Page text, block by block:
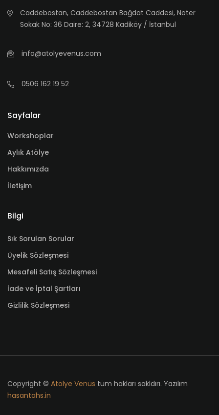
Caddebostan, Caddebostan Bağdat Caddesi, Noter
Sokak No: 36 Daire: 2, 34728 Kadiköy / İstanbul
info@atolyevenus.com
0506 162 19 52
Sayfalar
Workshoplar
Aylık Atölye
Hakkımızda
İletişim
Bilgi
Sık Sorulan Sorular
Üyelik Sözleşmesi
Mesafeli Satış Sözleşmesi
İade ve İptal Şartları
Gizlilik Sözleşmesi
Copyright © Atölye Venüs tüm hakları sakldırı. Yazılım
hasantahs.in